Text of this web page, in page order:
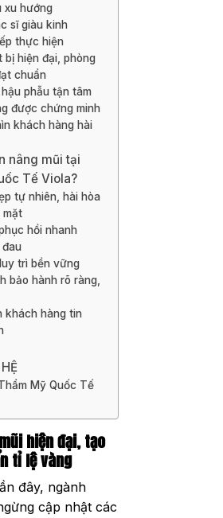
xu hướng
sĩ giàu kinh
thực hiện
bị hiện đại, phòng
chuẩn
phẫu tận tâm
được chứng minh
khách hàng hài
nâng mũi tại
Tế Viola?
tự nhiên, hài hòa
mặt
hồi nhanh
trì bền vững
bảo hành rõ ràng,
khách hàng tin
Mỹ Quốc Tế
hiện đại, tạo
tỉ lệ vàng
đây, ngành
cập nhật các